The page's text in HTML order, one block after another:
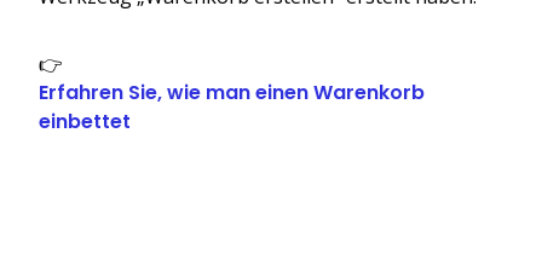
👉
Erfahren Sie, wie man einen Warenkorb
einbettet